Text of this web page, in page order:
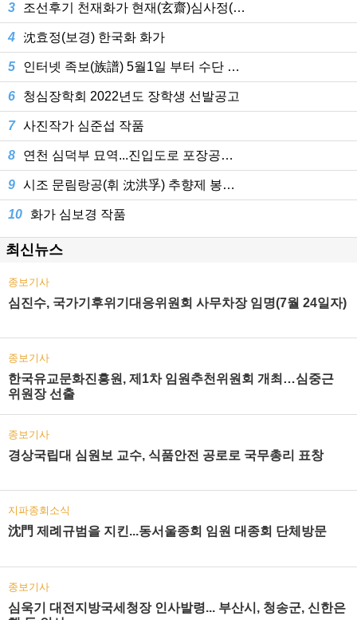
3 조선후기 천재화가 현재(玄齋)심사정(…
4 沈효정(보경) 한국화 화가
5 인터넷 족보(族譜) 5월1일 부터 수단 …
6 청심장학회 2022년도 장학생 선발공고
7 사진작가 심준섭 작품
8 연천 심덕부 묘역...진입도로 포장공…
9 시조 문림랑공(휘 沈洪孚) 추향제 봉…
10 화가 심보경 작품
최신뉴스
종보기사
심진수, 국가기후위기대응위원회 사무차장 임명(7월 24일자)
종보기사
한국유교문화진흥원, 제1차 임원추천위원회 개최…심중근
위원장 선출
종보기사
경상국립대 심원보 교수, 식품안전 공로로 국무총리 표창
지파종회소식
沈門 제례규범을 지킨...동서울종회 임원 대종회 단체방문
종보기사
심욱기 대전지방국세청장 인사발령... 부산시, 청송군, 신한은